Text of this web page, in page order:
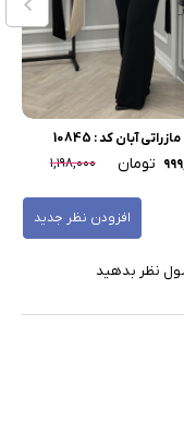
آبان کد : 10845
تومان ۱,۱۹۸,۰۰۰
افزودن نظر جدید
نظر بدهید